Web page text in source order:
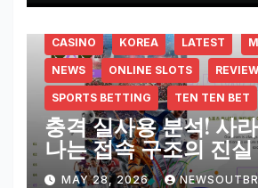
CASINO KOREA LATEST
NEWS ONLINE SLOTS REVIEW
SPORTS BETTING TEN TEN BET
충격 실사용 분석! 사
나는 접속 구조의 진
평생주소
MAY 28, 2026